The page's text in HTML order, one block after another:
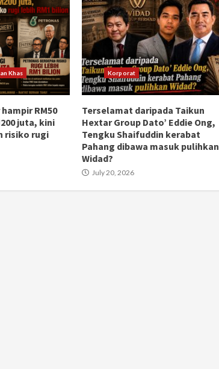
Khas
RM50
juta, kini
risiko rugi
Korporat
Terselamat daripada Taikun
Hextar Group Dato’ Eddie Ong,
Tengku Shaifuddin kerabat
Pahang dibawa masuk pulihkan
Widad?
July 20, 2026